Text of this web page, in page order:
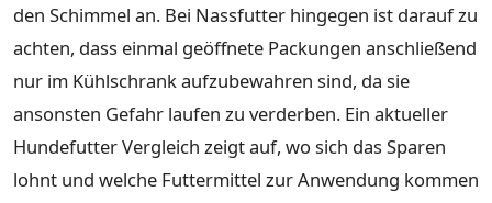
den Schimmel an. Bei Nassfutter hingegen ist darauf zu
achten, dass einmal geöffnete Packungen anschließend
nur im Kühlschrank aufzubewahren sind, da sie
ansonsten Gefahr laufen zu verderben. Ein aktueller
Hundefutter Vergleich zeigt auf, wo sich das Sparen
lohnt und welche Futtermittel zur Anwendung kommen